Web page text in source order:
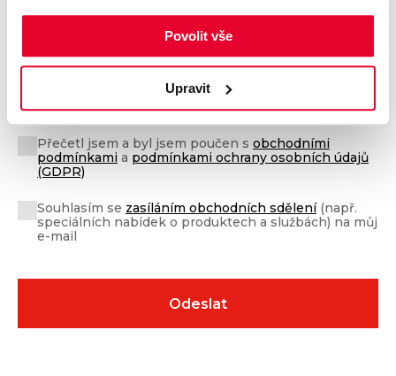
Povolit vše
Upravit
Přečetl jsem a byl jsem poučen s obchodními
podmínkami a podmínkami ochrany osobních údajů
(GDPR)
Souhlasím se zasíláním obchodních sdělení(např.
speciálních nabídek o produktech a službách) na můj
e-mail